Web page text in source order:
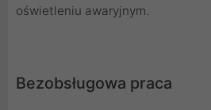
oświetleniu awaryjnym.
Bezobsługowa praca